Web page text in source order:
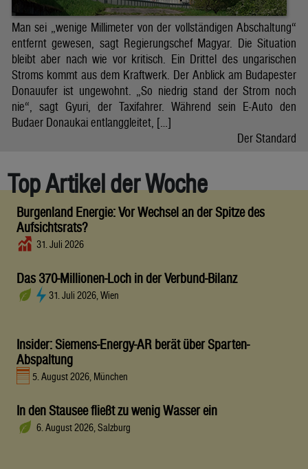
Man sei „wenige Millimeter von der vollständigen Abschaltung“
entfernt gewesen, sagt Regierungschef Magyar. Die Situation
bleibt aber nach wie vor kritisch. Ein Drittel des ungarischen
Stroms kommt aus dem Kraftwerk. Der Anblick am Budapester
Donauufer ist ungewohnt. „So niedrig stand der Strom noch
nie“, sagt Gyuri, der Taxifahrer. Während sein E-Auto den
Budaer Donaukai entlanggleitet, […]
Der Standard
Top Artikel der Woche
Burgenland Energie: Vor Wechsel an der Spitze des
Aufsichtsrats?
31. Juli 2026
Das 370-Millionen-Loch in der Verbund-Bilanz
31. Juli 2026, Wien
Insider: Siemens-Energy-AR berät über Sparten-
Abspaltung
5. August 2026, München
In den Stausee fließt zu wenig Wasser ein
6. August 2026, Salzburg